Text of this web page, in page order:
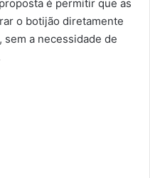
é permitir que as
o botijão diretamente
a necessidade de